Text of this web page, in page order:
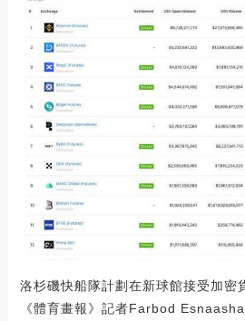
洛杉磯快船隊計劃在新球館接受加密
《體育畫報》記者Farbod